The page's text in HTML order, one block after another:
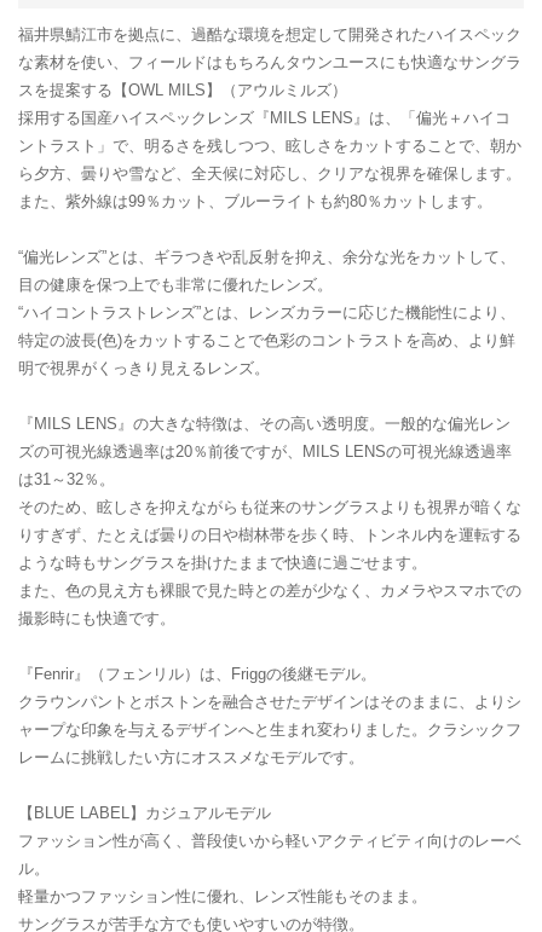
福井県鯖江市を拠点に、過酷な環境を想定して開発されたハイスペック
な素材を使い、フィールドはもちろんタウンユースにも快適なサングラ
スを提案する【OWL MILS】（アウルミルズ）
採用する国産ハイスペックレンズ『MILS LENS』は、「偏光＋ハイコ
ントラスト」で、明るさを残しつつ、眩しさをカットすることで、朝か
ら夕方、曇りや雪など、全天候に対応し、クリアな視界を確保します。
また、紫外線は99％カット、ブルーライトも約80％カットします。
“偏光レンズ”とは、ギラつきや乱反射を抑え、余分な光をカットして、
目の健康を保つ上でも非常に優れたレンズ。
“ハイコントラストレンズ”とは、レンズカラーに応じた機能性により、
特定の波長(色)をカットすることで色彩のコントラストを高め、より鮮
明で視界がくっきり見えるレンズ。
『MILS LENS』の大きな特徴は、その高い透明度。一般的な偏光レン
ズの可視光線透過率は20％前後ですが、MILS LENSの可視光線透過率
は31～32％。
そのため、眩しさを抑えながらも従来のサングラスよりも視界が暗くな
りすぎず、たとえば曇りの日や樹林帯を歩く時、トンネル内を運転する
ような時もサングラスを掛けたままで快適に過ごせます。
また、色の見え方も裸眼で見た時との差が少なく、カメラやスマホでの
撮影時にも快適です。
『Fenrir』（フェンリル）は、Friggの後継モデル。
クラウンパントとボストンを融合させたデザインはそのままに、よりシ
ャープな印象を与えるデザインへと生まれ変わりました。クラシックフ
レームに挑戦したい方にオススメなモデルです。
【BLUE LABEL】カジュアルモデル
ファッション性が高く、普段使いから軽いアクティビティ向けのレーベ
ル。
軽量かつファッション性に優れ、レンズ性能もそのまま。
サングラスが苦手な方でも使いやすいのが特徴。